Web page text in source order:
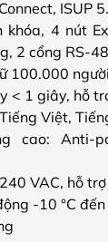
ISUP
khóa, 4 nút
2 cổng RS-
100.000
< 1 giây, hỗ
Việt,
cao: Anti-
VAC, hỗ
-10 °C